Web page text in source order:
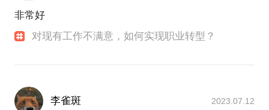
非常好
对现有工作不满意，如何实现职业转型？
李雀斑 2023.07.12